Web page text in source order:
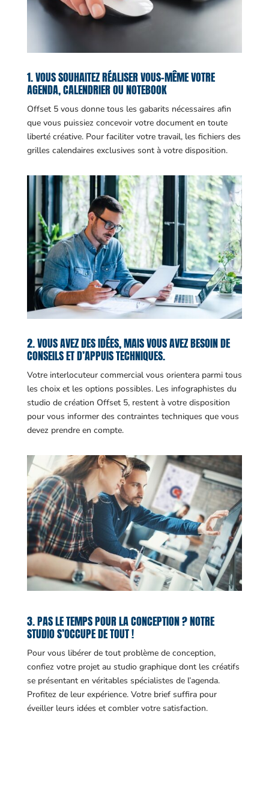
1. VOUS SOUHAITEZ RÉALISER VOUS-MÊME VOTRE
AGENDA, CALENDRIER OU NOTEBOOK
Offset 5 vous donne tous les gabarits nécessaires afin
que vous puissiez concevoir votre document en toute
liberté créative. Pour faciliter votre travail, les fichiers des
grilles calendaires exclusives sont à votre disposition.
2. VOUS AVEZ DES IDÉES, MAIS VOUS AVEZ BESOIN DE
CONSEILS ET D’APPUIS TECHNIQUES.
Votre interlocuteur commercial vous orientera parmi tous
les choix et les options possibles. Les infographistes du
studio de création Offset 5, restent à votre disposition
pour vous informer des contraintes techniques que vous
devez prendre en compte.
3. PAS LE TEMPS POUR LA CONCEPTION ? NOTRE
STUDIO S’OCCUPE DE TOUT !
Pour vous libérer de tout problème de conception,
confiez votre projet au studio graphique dont les créatifs
se présentant en véritables spécialistes de l’agenda.
Profitez de leur expérience. Votre brief suffira pour
éveiller leurs idées et combler votre satisfaction.